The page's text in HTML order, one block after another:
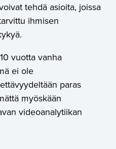
tehdä asioita, joissa
ihmisen
vuotta vanha
ei ole
paras
myöskään
videoanalytiikan